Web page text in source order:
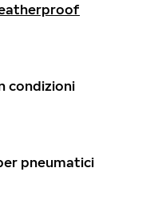
condizioni
pneumatici